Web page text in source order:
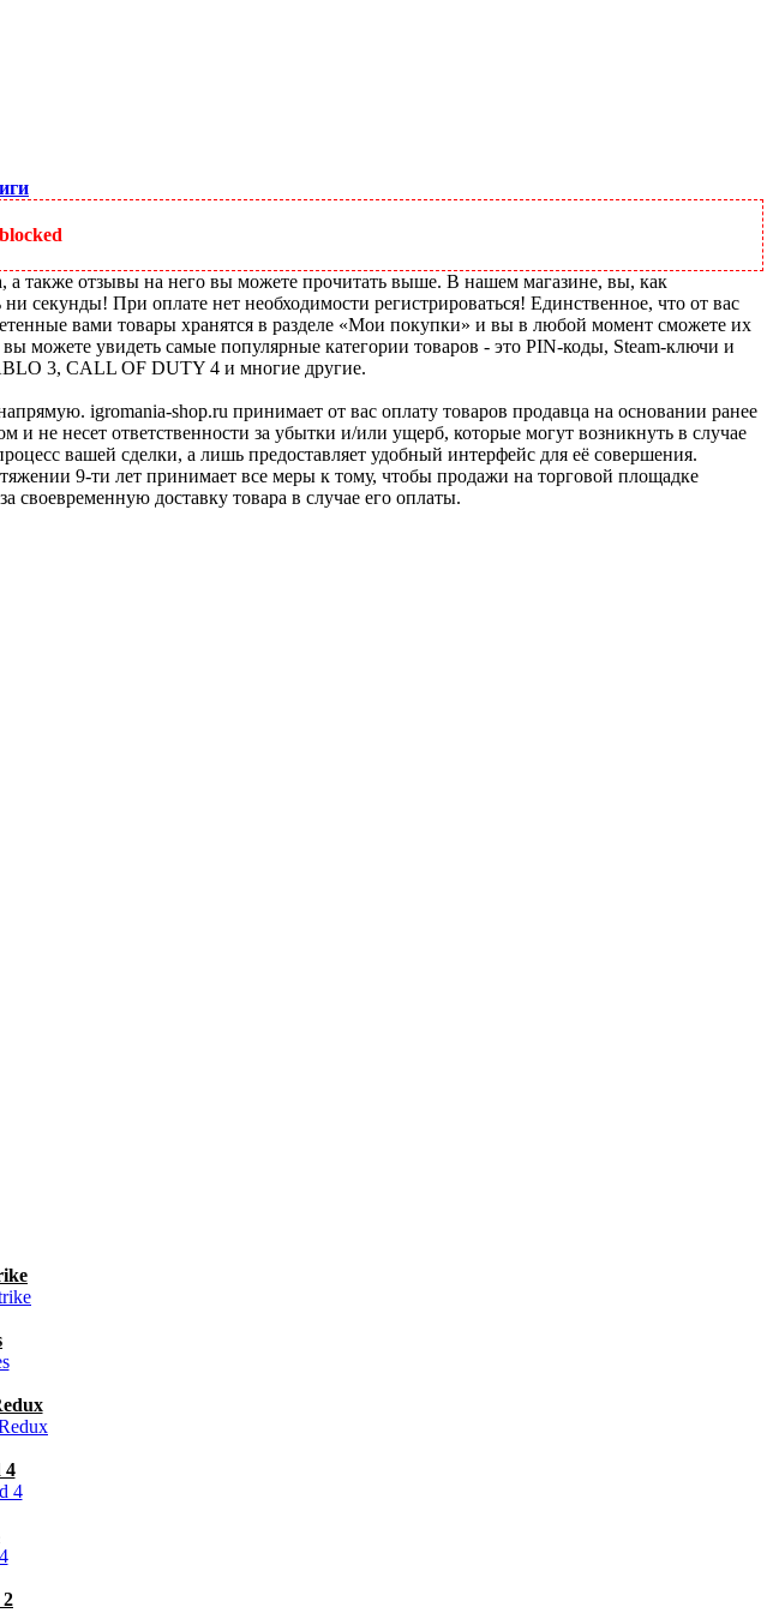
также отзывы на него вы можете прочитать выше. В нашем магазине, вы, как
секунды! При оплате нет необходимости регистрироваться! Единственное, что от вас
вами товары хранятся в разделе «Мои покупки» и вы в любой момент сможете их
увидеть самые популярные категории товаров - это PIN-коды, Steam-ключи и
3, CALL OF DUTY 4 и многие другие.
igromania-shop.ru принимает от вас оплату товаров продавца на основании ранее
не несет ответственности за убытки и/или ущерб, которые могут возникнуть в случае
вашей сделки, а лишь предоставляет удобный интерфейс для её совершения.
9-ти лет принимает все меры к тому, чтобы продажи на торговой площадке
своевременную доставку товара в случае его оплаты.
4